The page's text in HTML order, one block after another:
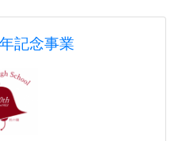
記念事業